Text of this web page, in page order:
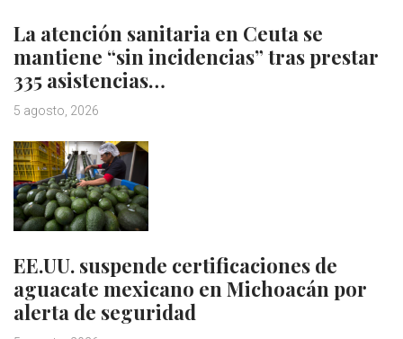
La atención sanitaria en Ceuta se
mantiene “sin incidencias” tras prestar
335 asistencias…
5 agosto, 2026
EE.UU. suspende certificaciones de
aguacate mexicano en Michoacán por
alerta de seguridad